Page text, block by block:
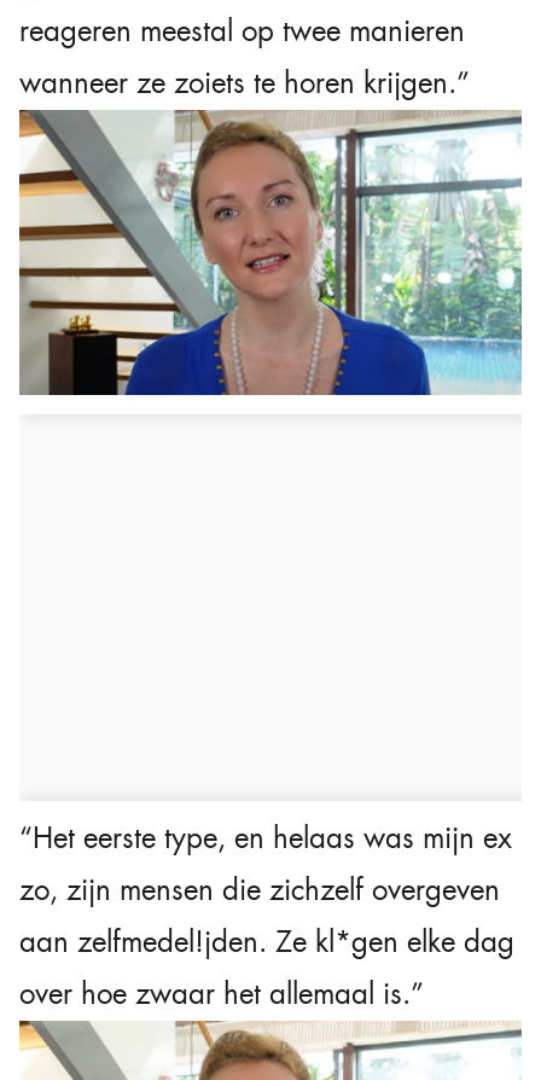
reageren meestal op twee manieren
wanneer ze zoiets te horen krijgen.”
“Het eerste type, en helaas was mijn ex
zo, zijn mensen die zichzelf overgeven
aan zelfmedel!jden. Ze kl*gen elke dag
over hoe zwaar het allemaal is.”